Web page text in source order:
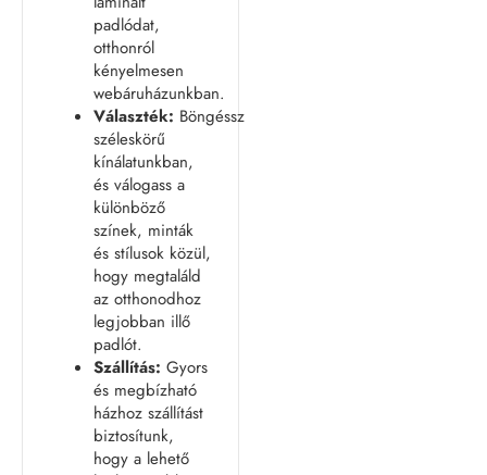
padlódat,
otthonról
kényelmesen
webáruházunkban.
Választék: Böngéssz
széleskörű
kínálatunkban,
és válogass a
különböző
színek, minták
és stílusok közül,
hogy megtaláld
az otthonodhoz
legjobban illő
padlót.
Szállítás: Gyors
és megbízható
házhoz szállítást
biztosítunk,
hogy a lehető